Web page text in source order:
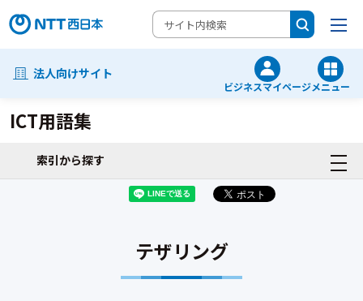
法人向けサイト
ビジネスマイページメニュー
ICT用語集
索引から探す
テザリング